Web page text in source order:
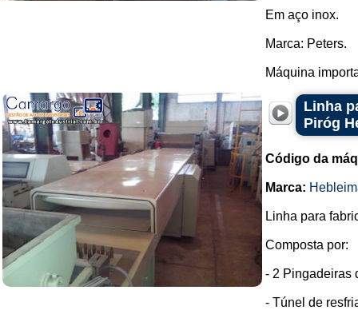
Em aço inox.
Marca: Peters.
Máquina
Linha
Piróg
Código da
Marca:
Linha para
Composta por:
- 2 Pingadeiras
- Túnel de